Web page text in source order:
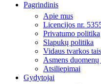
Pagrindinis
Apie mus
Licencijos nr.
Privatumo politika
Slapukų politika
Vidaus tvarkos
Asmens
Atsiliepimai
Gydytojai